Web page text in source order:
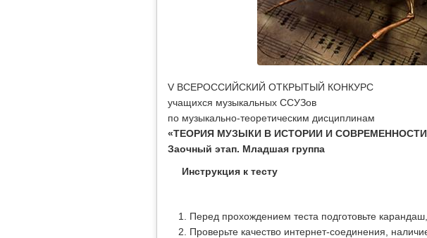
V ВСЕРОССИЙСКИЙ ОТКРЫТЫЙ КОНКУРС
учащихся музыкальных ССУЗов
по музыкально-теоретическим дисциплинам
«ТЕОРИЯ МУЗЫКИ В ИСТОРИИ И
Заочный этап. Младшая группа
Инструкция к тесту
1. Перед прохождением теста подготовьте
2. Проверьте качество интернет-соединения,